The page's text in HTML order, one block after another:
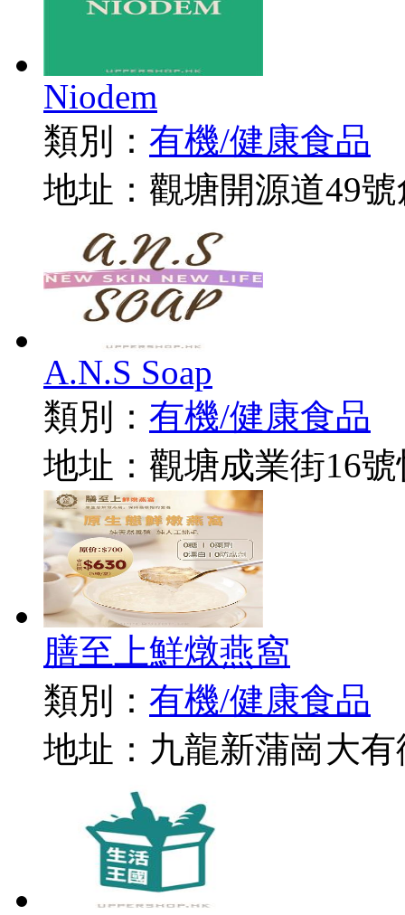
Niodem
類別： 有機/健康食品
地址：觀塘開源道49
A.N.S Soap
類別： 有機/健康食品
地址：觀塘成業街16
膳至上鮮燉燕窩
類別： 有機/健康食品
地址：九龍新蒲崗大